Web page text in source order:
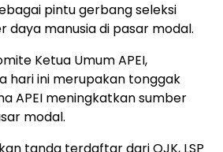
pintu gerbang seleksi
daya manusia di pasar modal.
Ketua Umum APEI,
hari ini merupakan tonggak
APEI meningkatkan sumber
modal.